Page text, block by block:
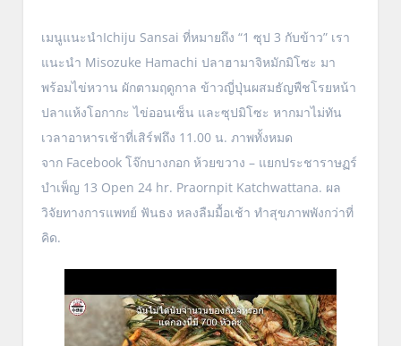
เมนูแนะนำIchiju Sansai ที่หมายถึง “1 ซุป 3 กับข้าว” เรา
แนะนำ Misozuke Hamachi ปลาฮามาจิหมักมิโซะ มา
พร้อมไข่หวาน ผักตามฤดูกาล ข้าวญี่ปุ่นผสมธัญพืชโรยหน้า
ปลาแห้งโอกากะ ไข่ออนเซ็น และซุปมิโซะ หากมาไม่ทัน
เวลาอาหารเช้าที่เสิร์ฟถึง 11.00 น. ภาพทั้งหมด
จาก Facebook โจ๊กบางกอก ห้วยขวาง – แยกประชาราษฏร์
บำเพ็ญ 13 Open 24 hr. Praornpit Katchwattana. ผล
วิจัยทางการแพทย์ ฟันธง หลงลืมมื้อเช้า ทำสุขภาพพังกว่าที่
คิด.